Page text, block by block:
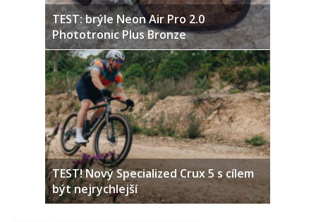
TEST: brýle Neon Air Pro 2.0
Phototronic Plus Bronze
TEST! Nový Specialized Crux 5 s cílem
být nejrychlejší